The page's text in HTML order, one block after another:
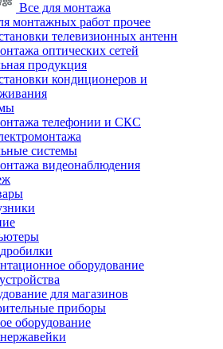
Все для монтажа
монтажных работ прочее
телевизионных антенн
оптических сетей
продукция
кондиционеров и
телефонии и СКС
системы
видеонаблюдения
оборудование
для магазинов
приборы
оборудование